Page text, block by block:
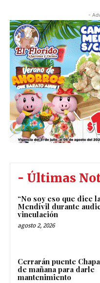
-
- Últimas
“No soy eso que dice
Mendívil durante
vinculación
agosto 2, 2026
Cerrarán puente
de mañana para darle
mantenimiento